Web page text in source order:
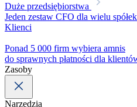
Duże przedsiębiorstwa
Jeden zestaw CFO dla wielu
Klienci
Ponad 5 000 firm wybiera amnis
do sprawnych płatności dla
Zasoby
Narzędzia